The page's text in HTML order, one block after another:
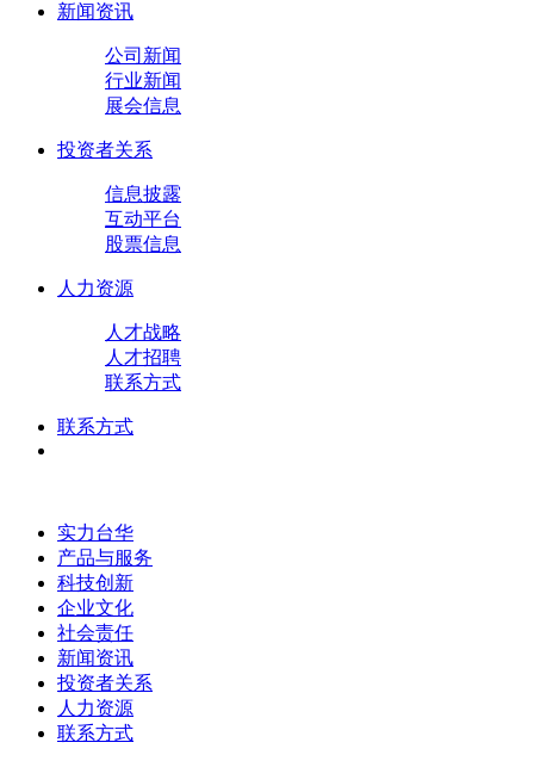
新闻资讯
公司新闻
行业新闻
展会信息
投资者关系
信息披露
互动平台
股票信息
人力资源
人才战略
人才招聘
联系方式
联系方式
实力台华
产品与服务
科技创新
企业文化
社会责任
新闻资讯
投资者关系
人力资源
联系方式